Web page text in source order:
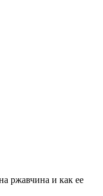
ржавчина и как ее